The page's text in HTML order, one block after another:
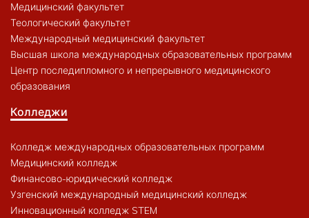
Медицинский факультет
Теологический факультет
Международный медицинский факультет
Высшая школа международных образовательных программ
Центр последипломного и непрерывного медицинского
образования
Колледжи
Колледж международных образовательных программ
Медицинский колледж
Финансово-юридический колледж
Узгенский международный медицинский колледж
Инновационный колледж STEM